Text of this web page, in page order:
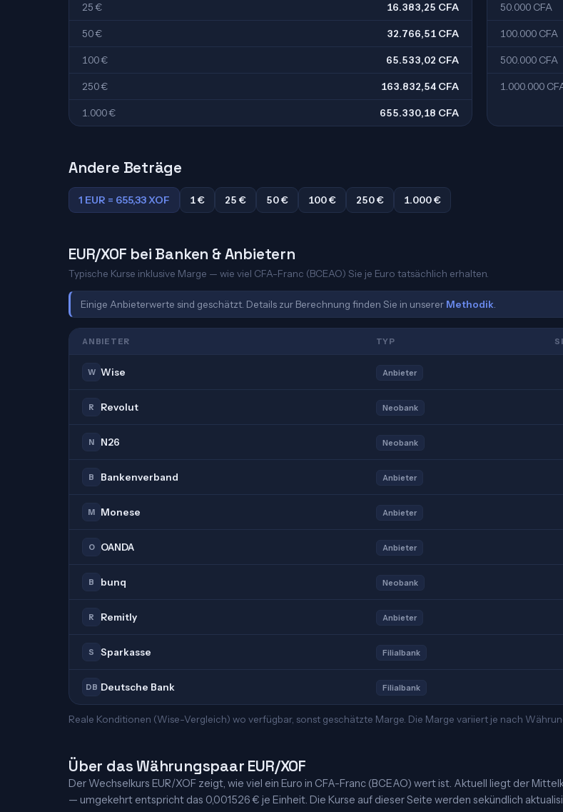
25 € 16.383,25 CFA
50 € 32.766,51 CFA
100 € 65.533,02 CFA
250 € 163.832,54 CFA
1.000 € 655.330,18 CFA
50.000 CFA
100.000 CFA
500.000 CFA
1.000.000
Andere Beträge
1 EUR = 655,33 XOF 1 € 25 € 50 € 100 € 250 € 1.000 €
EUR/XOF bei Banken & Anbietern
Typische Kurse inklusive Marge — wie viel CFA-Franc (BCEAO) Sie je Euro tatsächlich erhalten.
Einige Anbieterwerte sind geschätzt. Details zur Berechnung finden Sie in unserer Methodik
ANBIETER TYP
W Wise Anbieter
R Revolut Neobank
N N26 Neobank
B Bankenverband Anbieter
M Monese Anbieter
O OANDA Anbieter
B bunq Neobank
R Remitly Anbieter
S Sparkasse Filialbank
DB Deutsche Bank Filialbank
Reale Konditionen (Wise-Vergleich) wo verfügbar, sonst geschätzte Marge. Die Marge variiert je nach
Über das Währungspaar EUR/XOF
Der Wechselkurs EUR/XOF zeigt, wie viel ein Euro in CFA-Franc (BCEAO) wert ist. Aktuell liegt der
— umgekehrt entspricht das 0,001526 € je Einheit. Die Kurse auf dieser Seite werden sekündlich